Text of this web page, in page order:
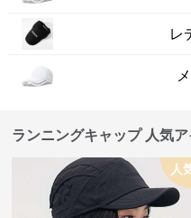
レ
ランニングキャップ 人気
人